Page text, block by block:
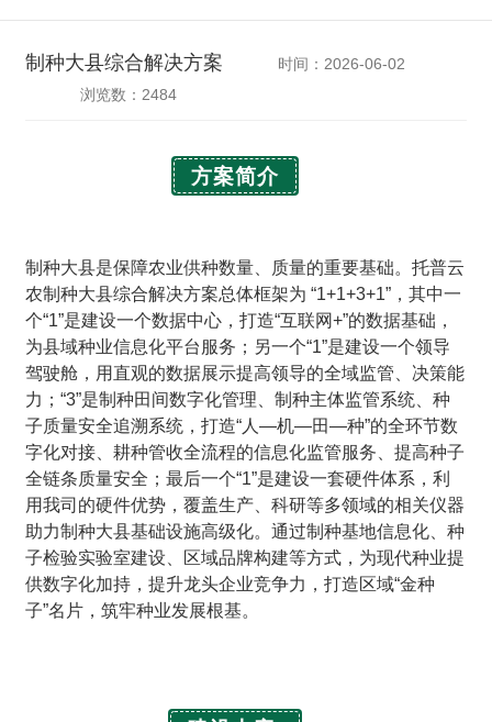
制种大县综合解决方案
时间：2026-06-02
浏览数：2484
方案简介
制种大县是保障农业供种数量、质量的重要基础。托普云
农制种大县综合解决方案总体框架为 “1+1+3+1”，其中一
个“1”是建设一个数据中心，打造“互联网+”的数据基础，
为县域种业信息化平台服务；另一个“1”是建设一个领导
驾驶舱，用直观的数据展示提高领导的全域监管、决策能
力；“3”是制种田间数字化管理、制种主体监管系统、种
子质量安全追溯系统，打造“人—机—田—种”的全环节数
字化对接、耕种管收全流程的信息化监管服务、提高种子
全链条质量安全；最后一个“1”是建设一套硬件体系，利
用我司的硬件优势，覆盖生产、科研等多领域的相关仪器
助力制种大县基础设施高级化。通过制种基地信息化、种
子检验实验室建设、区域品牌构建等方式，为现代种业提
供数字化加持，提升龙头企业竞争力，打造区域“金种
子”名片，筑牢种业发展根基。